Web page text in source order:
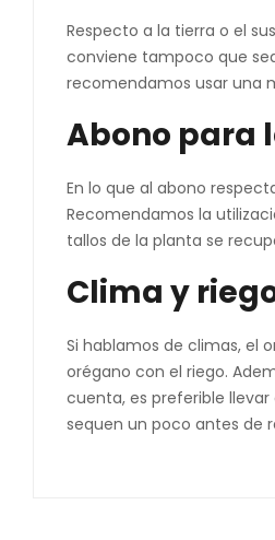
Respecto a la tierra o el
conviene tampoco que
recomendamos usar una
Abono para
En lo que al abono
Recomendamos la
tallos de la planta se
Clima y
Si hablamos de climas, el
orégano con el riego.
cuenta, es preferible
sequen un poco antes de